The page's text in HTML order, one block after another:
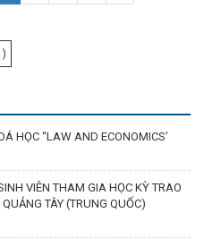
HỌC “LAW AND ECONOMICS’
VIÊN THAM GIA HỌC KỲ TRAO
TÂY (TRUNG QUỐC)